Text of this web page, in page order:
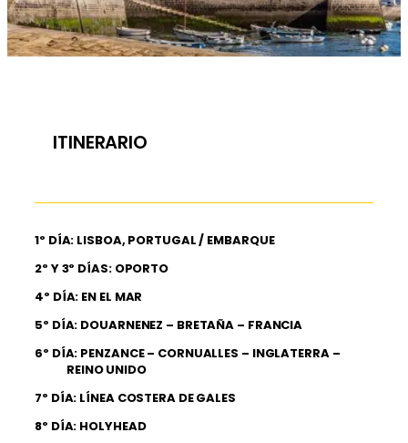
ITINERARIO
1º DÍA: LISBOA, PORTUGAL / EMBARQUE
2º Y 3º DÍAS: OPORTO
4º DÍA: EN EL MAR
5º DÍA: DOUARNENEZ – BRETAÑA – FRANCIA
6º DÍA: PENZANCE – CORNUALLES – INGLATERRA –
REINO UNIDO
7º DÍA: LÍNEA COSTERA DE GALES
8º DÍA: HOLYHEAD